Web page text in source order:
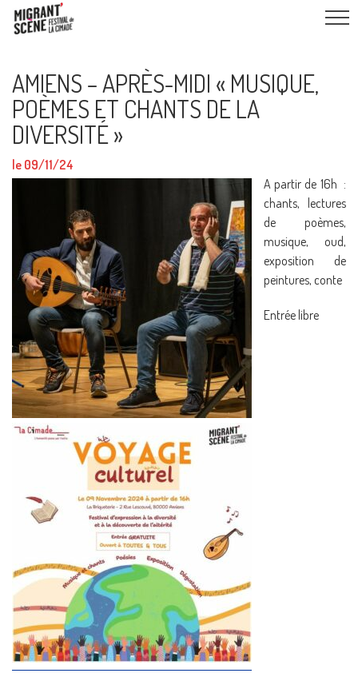
AMIENS – APRÈS-MIDI « MUSIQUE,
POÈMES ET CHANTS DE LA
DIVERSITÉ »
le 09/11/24
A partir de 16h :
chants, lectures
de poèmes,
musique, oud,
exposition de
peintures, conte
Entrée libre